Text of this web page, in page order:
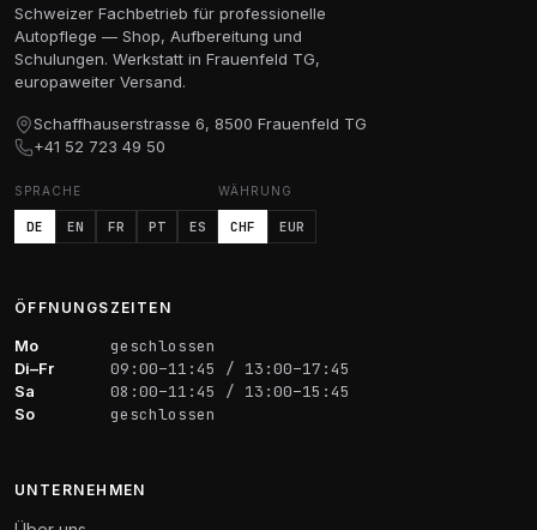
Schweizer Fachbetrieb für professionelle
Autopflege — Shop, Aufbereitung und
Schulungen. Werkstatt in Frauenfeld TG,
europaweiter Versand.
Schaffhauserstrasse 6, 8500 Frauenfeld TG
+41 52 723 49 50
SPRACHE
DE EN FR PT ES
WÄHRUNG
CHF EUR
ÖFFNUNGSZEITEN
Mo geschlossen
Di–Fr 09:00–11:45 / 13:00–17:45
Sa 08:00–11:45 / 13:00–15:45
So geschlossen
UNTERNEHMEN